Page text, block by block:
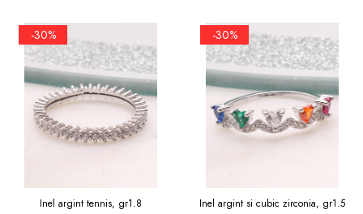
-30%
Inel argint tennis, gr1.8
-30%
Inel argint si cubic zirconia, gr1.5